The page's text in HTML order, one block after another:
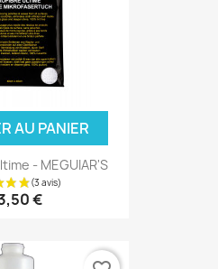
AU PANIER
- MEGUIAR'S
€